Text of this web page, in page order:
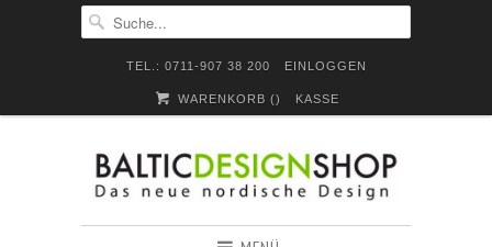
TEL.: 0711-907 38 200 EINLOGGEN
WARENKORB () KASSE